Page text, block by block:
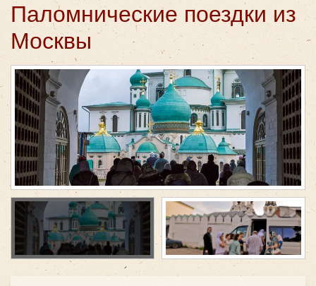
Паломнические поездки из
Москвы